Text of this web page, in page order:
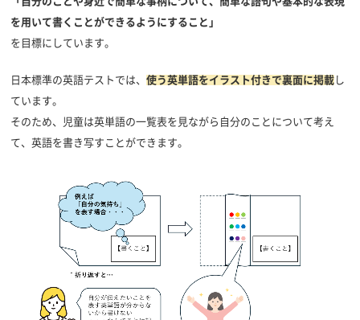
を用いて書くことができるようにすること」
を目標にしています。
日本標準の英語テストでは、 使う英単語をイラスト付きで裏面に掲載 し
ています。
そのため、児童は英単語の一覧表を見ながら自分のことについて考え
て、英語を書き写すことができます。